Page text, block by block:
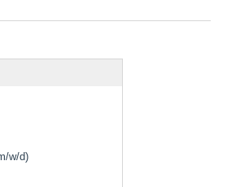
w/d)